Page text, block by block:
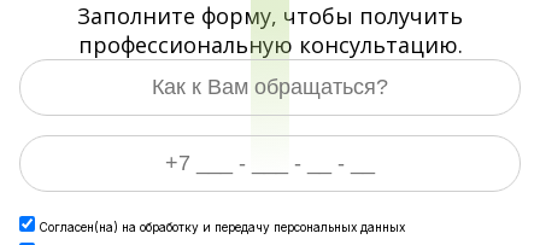
Заполните форму, чтобы получить
профессиональную консультацию.
Согласен(на) на обработку и передачу персональных данных